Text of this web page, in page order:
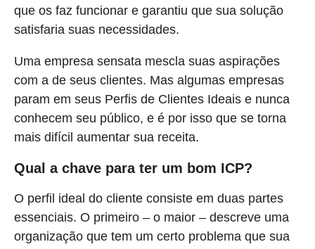
que os faz funcionar e garantiu que sua solução
satisfaria suas necessidades.
Uma empresa sensata mescla suas aspirações
com a de seus clientes. Mas algumas empresas
param em seus Perfis de Clientes Ideais e nunca
conhecem seu público, e é por isso que se torna
mais difícil aumentar sua receita.
Qual a chave para ter um bom ICP?
O perfil ideal do cliente consiste em duas partes
essenciais. O primeiro – o maior – descreve uma
organização que tem um certo problema que sua